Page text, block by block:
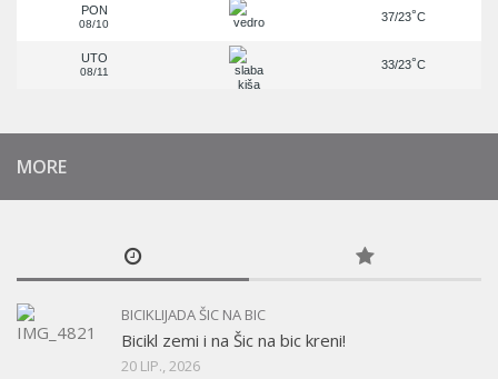
PON
08/10
37/23°C
UTO
08/11
33/23°C
MORE
BICIKLIJADA ŠIC NA BIC
Bicikl zemi i na Šic na bic kreni!
20 LIP., 2026